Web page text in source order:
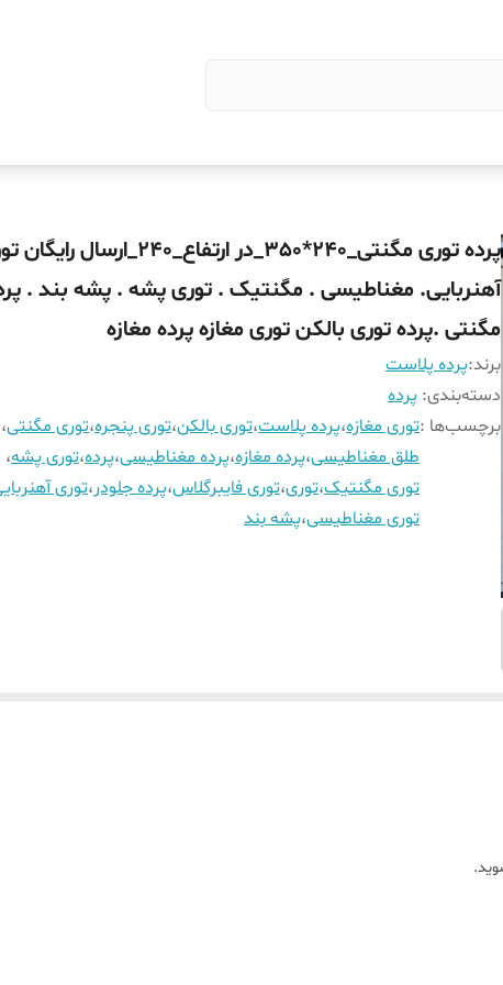
پرده توری مگنتی_240*350_در ارتفاع_240_ارسال
آهنربایی. مغناطیسی . مگنتیک . توری پشه . پشه بند .
مگنتی .پرده توری بالکن توری مغازه پرده مغازه
برند:پرده پلاست
دسته‌بندی: پرده
برچسب‌ها :توری مغازه،پرده پلاست،توری بالکن،توری پنجره،توری مگنتی،
طلق مغناطیسی،پرده مغازه،پرده مغناطیسی،پرده،توری پشه،
توری مگنتیک،توری،توری فایبرگلاس،پرده جلودر،توری
توری مغناطیسی،پشه بند